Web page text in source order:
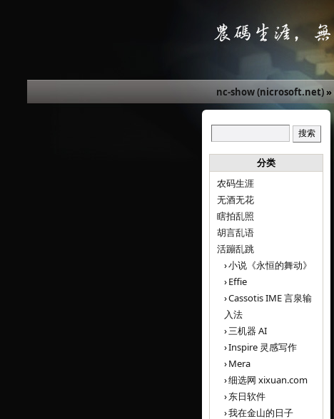
nc-show (nicrosoft.net)»
分类
农码生涯
无酒无花
瞎拍乱照
胡言乱语
活蹦乱跳
小说《永恒的舞动》
Effie
Cassotis IME 言泉输
入法
三机器 AI
Inspire 灵感写作
Mera
细选网 xixuan.com
东日软件
我在金山的日子